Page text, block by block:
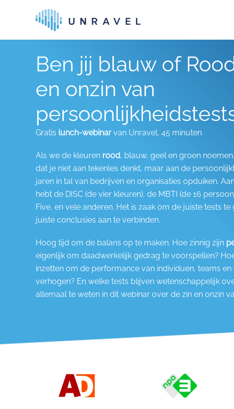
Skip to main content
Ben jij blauw of
en onzin van
Gratis lunch-webinar van Unravel, 45 minuten
Als we de kleuren rood, blauw, geel en groen
dat je niet aan tekenles denkt, maar aan de
jaren in tal van bedrijven en organisaties opduiken.
hebt de DISC (de vier kleuren), de MBTI (de 16
Five, en vele anderen. Het is zaak om de juiste tests
juiste conclusies aan te verbinden.
Hoog tijd om de balans op te maken. Hoe zinnig zijn
eigenlijk om daadwerkelijk gedrag te voorspellen?
inzetten om de performance van individuen, teams en
verhogen? En welke tests blijven wetenschappelijk
allemaal te weten in dit webinar over de zin en onzin